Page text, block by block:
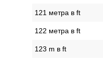
121 метра в ft
122 метра в ft
123 m в ft